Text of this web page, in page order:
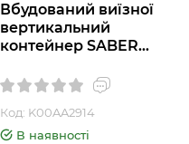
Вбудований виїзної
вертикальний
контейнер SABER
Код: K00AA2914
В наявності